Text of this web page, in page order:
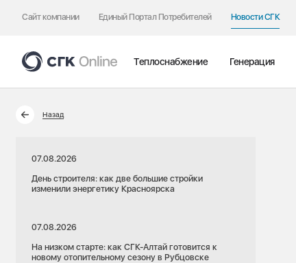
Сайт компании Единый Портал Потребителей Новости СГК
Теплоснабжение Генерация
Назад
07.08.2026
День строителя: как две большие стройки
изменили энергетику Красноярска
07.08.2026
На низком старте: как СГК-Алтай готовится к
новому отопительному сезону в Рубцовске